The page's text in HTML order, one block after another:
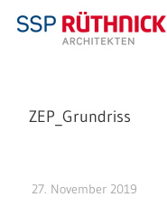
ZEP_Grundriss
27. November 2019